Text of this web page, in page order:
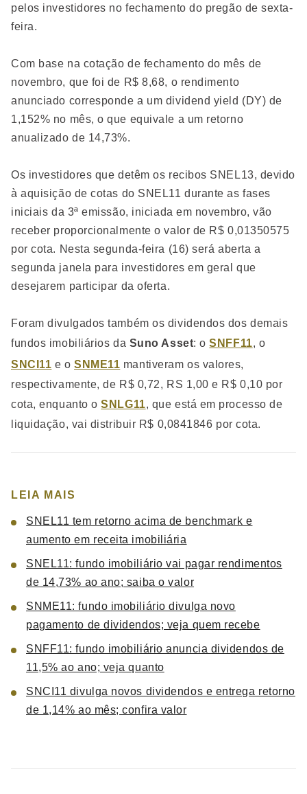
pelos investidores no fechamento do pregão de sexta-
feira.
Com base na cotação de fechamento do mês de
novembro, que foi de R$ 8,68, o rendimento
anunciado corresponde a um dividend yield (DY) de
1,152% no mês, o que equivale a um retorno
anualizado de 14,73%.
Os investidores que detêm os recibos SNEL13, devido
à aquisição de cotas do SNEL11 durante as fases
iniciais da 3ª emissão, iniciada em novembro, vão
receber proporcionalmente o valor de R$ 0,01350575
por cota. Nesta segunda-feira (16) será aberta a
segunda janela para investidores em geral que
desejarem participar da oferta.
Foram divulgados também os dividendos dos demais
fundos imobiliários da Suno Asset: oSNFF11, o
SNCI11 e oSNME11 mantiveram os valores,
respectivamente, de R$ 0,72, RS 1,00 e R$ 0,10 por
cota, enquanto oSNLG11, que está em processo de
liquidação, vai distribuir R$ 0,0841846 por cota.
LEIA MAIS
SNEL11 tem retorno acima de benchmark e
aumento em receita imobiliária
SNEL11: fundo imobiliário vai pagar rendimentos
de 14,73% ao ano; saiba o valor
SNME11: fundo imobiliário divulga novo
pagamento de dividendos; veja quem recebe
SNFF11: fundo imobiliário anuncia dividendos de
11,5% ao ano; veja quanto
SNCI11 divulga novos dividendos e entrega retorno
de 1,14% ao mês; confira valor